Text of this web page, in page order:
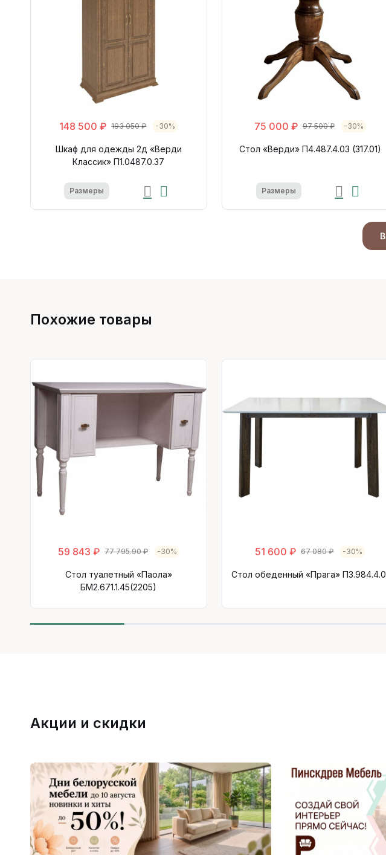
148 500 ₽ 193 050 ₽ -30%
Шкаф для одежды 2д «Верди
Классик» П1.0487.0.37
Размеры
75 000 ₽ 97 500 ₽ -30%
Стол «Верди» П4.487.4.03 (317.01)
Размеры
Похожие товары
59 843 ₽ 77 795.90 ₽ -30%
Стол туалетный «Паола»
БМ2.671.1.45(2205)
51 600 ₽ 67 080 ₽ -30%
Стол обеденный «Прага»
Акции и скидки